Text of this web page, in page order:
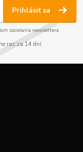
Prihlásiť sa
zasielania newslettera.
raz za 14 dní.